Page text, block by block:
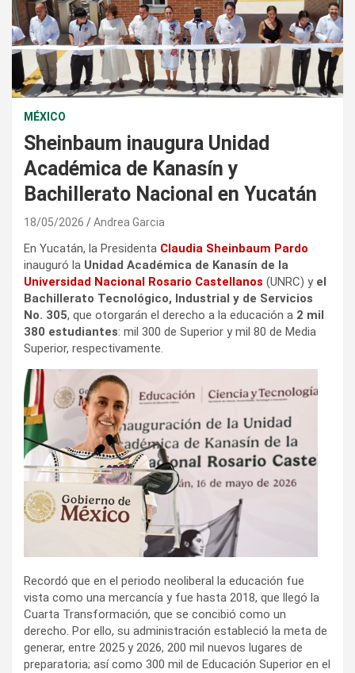
MÉXICO
Sheinbaum inaugura Unidad
Académica de Kanasín y
Bachillerato Nacional en Yucatán
18/05/2026 Andrea Garcia
En Yucatán, la Presidenta Claudia Sheinbaum Pardo
inauguró la Unidad Académica de Kanasín de la
Universidad Nacional Rosario Castellanos (UNRC) y el
Bachillerato Tecnológico, Industrial y de Servicios
No. 305, que otorgarán el derecho a la educación a 2 mil
380 estudiantes: mil 300 de Superior y mil 80 de Media
Superior, respectivamente.
Recordó que en el periodo neoliberal la educación fue
vista como una mercancía y fue hasta 2018, que llegó la
Cuarta Transformación, que se concibió como un
derecho. Por ello, su administración estableció la meta de
generar, entre 2025 y 2026, 200 mil nuevos lugares de
preparatoria; así como 300 mil de Educación Superior en el